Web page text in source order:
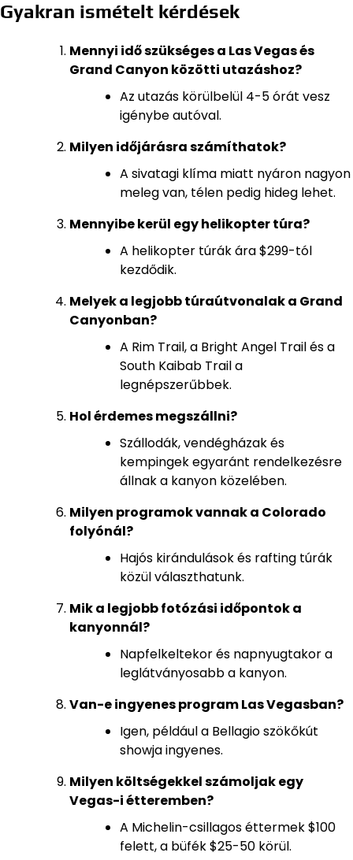
Gyakran ismételt kérdések
Mennyi idő szükséges a Las Vegas és
Grand Canyon közötti utazáshoz?
Az utazás körülbelül 4-5 órát vesz
igénybe autóval.
Milyen időjárásra számíthatok?
A sivatagi klíma miatt nyáron nagyon
meleg van, télen pedig hideg lehet.
Mennyibe kerül egy helikopter túra?
A helikopter túrák ára $299-tól
kezdődik.
Melyek a legjobb túraútvonalak a Grand
Canyonban?
A Rim Trail, a Bright Angel Trail és a
South Kaibab Trail a
legnépszerűbbek.
Hol érdemes megszállni?
Szállodák, vendégházak és
kempingek egyaránt rendelkezésre
állnak a kanyon közelében.
Milyen programok vannak a Colorado
folyónál?
Hajós kirándulások és rafting túrák
közül választhatunk.
Mik a legjobb fotózási időpontok a
kanyonnál?
Napfelkeltekor és napnyugtakor a
leglátványosabb a kanyon.
Van-e ingyenes program Las Vegasban?
Igen, például a Bellagio szökőkút
showja ingyenes.
Milyen költségekkel számoljak egy
Vegas-i étteremben?
A Michelin-csillagos éttermek $100
felett, a büfék $25-50 körül.